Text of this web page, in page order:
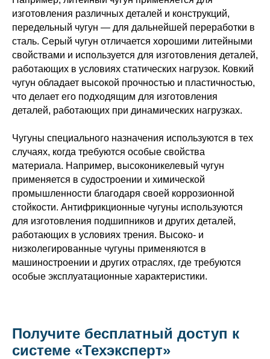
изготовления различных деталей и конструкций,
передельный чугун — для дальнейшей переработки в
сталь. Серый чугун отличается хорошими литейными
свойствами и используется для изготовления деталей,
работающих в условиях статических нагрузок. Ковкий
чугун обладает высокой прочностью и пластичностью,
что делает его подходящим для изготовления
деталей, работающих при динамических нагрузках.
Чугуны специального назначения используются в тех
случаях, когда требуются особые свойства
материала. Например, высоконикелевый чугун
применяется в судостроении и химической
промышленности благодаря своей коррозионной
стойкости. Антифрикционные чугуны используются
для изготовления подшипников и других деталей,
работающих в условиях трения. Высоко- и
низколегированные чугуны применяются в
машиностроении и других отраслях, где требуются
особые эксплуатационные характеристики.
Получите бесплатный доступ к
системе «Техэксперт»